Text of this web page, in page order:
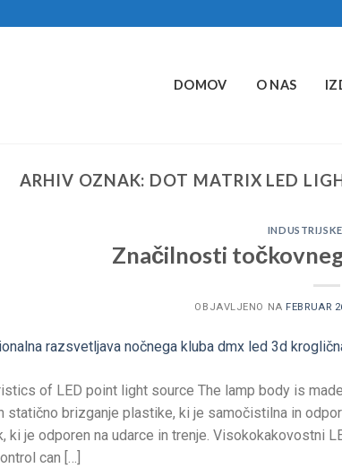
DOMOV O NAS
ARHIV OZNAK: DOT MATRIX LED
Značilnosti
OBJAVLJENO NA FEBRUAR
of LED point light source The lamp body is
statično brizganje plastike, ki je samočistilna in
ki je odporen na udarce in trenje. Visokokakovostni
can […]